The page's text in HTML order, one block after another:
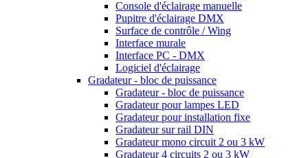
Console d'éclairage manuelle
Pupitre d'éclairage DMX
Surface de contrôle / Wing
Interface murale
Interface PC - DMX
Logiciel d'éclairage
Gradateur - bloc de puissance
Gradateur - bloc de puissance
Gradateur pour lampes LED
Gradateur pour installation fixe
Gradateur sur rail DIN
Gradateur mono circuit 2 ou 3 kW
Gradateur 4 circuits 2 ou 3 kW